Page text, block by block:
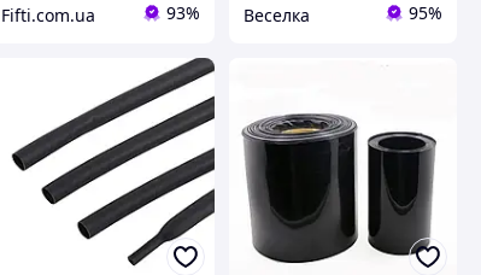
Fifti.com.ua 93% Веселка 95%